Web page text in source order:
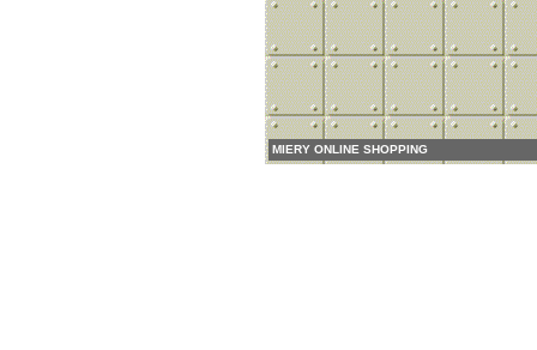
MIERY ONLINE SHOPPING